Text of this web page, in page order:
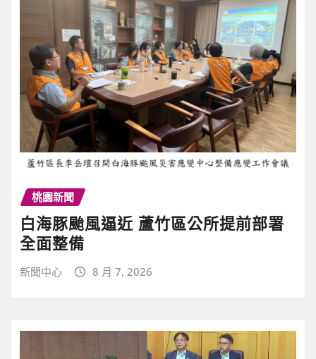
桃園新聞
白海豚颱風逼近 蘆竹區公所提前部署
全面整備
新聞中心 8 月 7, 2026